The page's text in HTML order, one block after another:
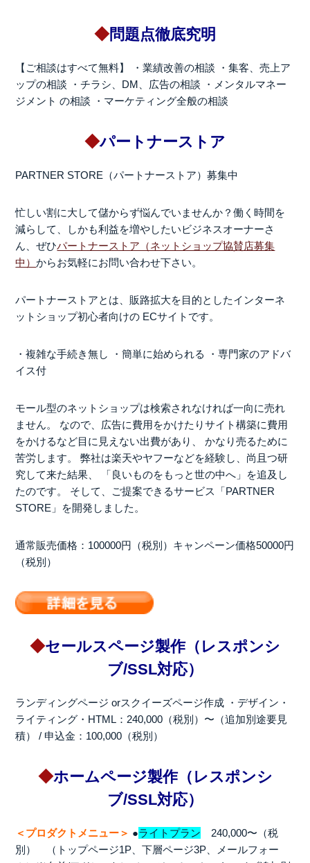
◆問題点徹底究明
【ご相談はすべて無料】 ・業績改善の相談
・集客、売上ア
ップの相談
・チラシ、DM、広告の相談
・メンタルマネー
ジメント の相談 ・マーケティング全般の相談
◆パートナーストア
PARTNER STORE（パートナーストア）募集中
忙しい割に大して儲からず悩んでいませんか？働く時間を
減らして、しかも利益を増やしたいビジネスオーナーさ
ん、ぜひパートナーストア（ネットショップ協賛店募集
中）からお気軽にお問い合わせ下さい。
パートナーストアとは、販路拡大を目的としたインターネ
ットショップ初心者向けの ECサイトです。
・複雑な手続き無し ・簡単に始められる
・専門家のアドバ
イス付
モール型のネットショップは検索されなければ一向に売れ
ません。
なので、広告に費用をかけたりサイト構築に費用
をかけるなど目に見えない出費があり、
かなり売るために
苦労します。
弊社は楽天やヤフーなどを経験し、尚且つ研
究して来た結果、
「良いものをもっと世の中へ」を追及し
たのです。
そして、ご提案できるサービス「PARTNER
STORE」を開発しました。
通常販売価格：100000円（税別）キャンペーン価格50000円
（税別）
◆セールスページ製作（レスポンシ
ブ/SSL対応）
ランディングページ orスクイーズページ作成 ・デザイン・
ライティング・HTML：240,000（税別）〜（追加別途要見
積） / 申込金：100,000（税別）
◆ホームページ製作（レスポンシ
ブ/SSL対応）
＜プロダクトメニュー＞ ●ライトプラン 240,000〜（税
別） （トップページ1P、下層ページ3P、メールフォー